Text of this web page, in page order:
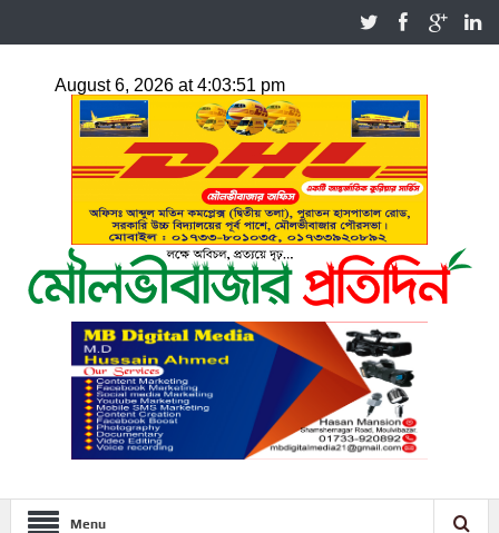
Menu